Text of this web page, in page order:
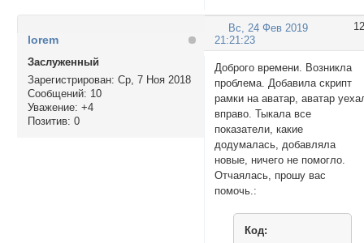
12
Вс, 24 Фев 2019
21:21:23
lorem
Заслуженный
Зарегистрирован: Ср, 7 Ноя 2018
Сообщений: 10
Уважение: +4
Позитив: 0
Доброго времени. Возникла
проблема. Добавила скрипт
рамки на аватар, аватар
вправо. Тыкала все
показатели, какие
додумалась, добавляла
новые, ничего не помогло.
Отчаялась, прошу вас
помочь.:
Код: